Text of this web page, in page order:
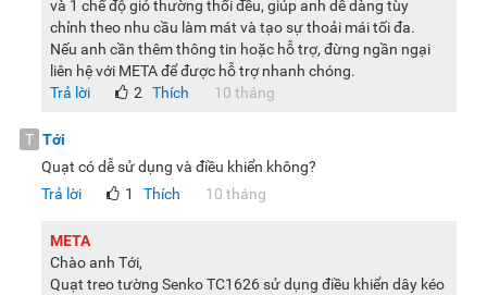
và 1 chế độ gió thường thổi đều, giúp anh dễ dàng tùy
chỉnh theo nhu cầu làm mát và tạo sự thoải mái tối đa.
Nếu anh cần thêm thông tin hoặc hỗ trợ, đừng ngần ngại
liên hệ với META để được hỗ trợ nhanh chóng.
Trả lời
Thích
2 10 tháng
T Tới
Quạt có dễ sử dụng và điều khiển không?
Trả lời
Thích
1 10 tháng
META
Chào anh Tới,
Quạt treo tường Senko TC1626 sử dụng điều khiển dây kéo